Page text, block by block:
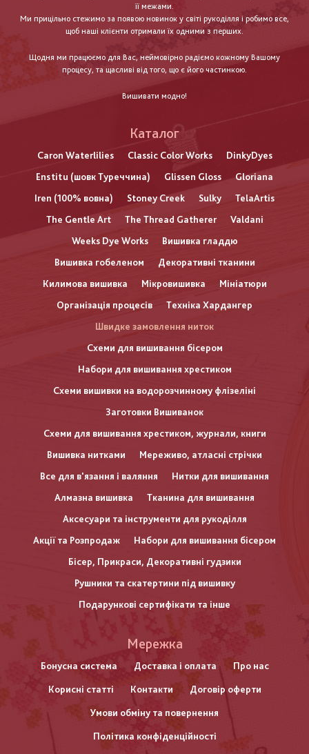
її межами.
Ми прицільно стежимо за появою новинок у світі рукоділля і робимо все,
щоб наші клієнти отримали їх одними з перших.
Щодня ми працюємо для Вас, неймовірно радіємо кожному Вашому
процесу, та щасливі від того, що є його частинкою.
Вишивати модно!
Каталог
Caron Waterlilies Classic Color Works
DinkyDyes
Enstitu (шовк Туреччина)
Glissen Gloss
Gloriana
Iren (100% вовна)
Stoney Creek Sulky
TelaArtis
The Gentle Art
The Thread Gatherer
Valdani
Weeks Dye Works
Вишивка гладдю
Вишивка гобеленом
Декоративні тканини
Килимова вишивка
Мікровишивка
Мініатюри
Організація процесів
Техніка Хардангер
Швидке замовлення ниток
Схеми для вишивання бісером
Набори для вишивання хрестиком
Схеми вишивки на водорозчинному флізеліні
Заготовки Вишиванок
Схеми для вишивання хрестиком, журнали, книги
Вишивка нитками
Мереживо, атласні стрічки
Все для в'язання і валяння
Нитки для вишивання
Алмазна вишивка
Тканина для вишивання
Аксесуари та інструменти для рукоділля
Акції та Розпродаж
Набори для вишивання бісером
Бісер, Прикраси, Декоративні гудзики
Рушники та скатертини під вишивку
Подарункові сертифікати та інше
нижнього
колонтитулу
Мережка
Бонусна система Доставка і оплата Про нас
Корисні статті Контакти Договір оферти
Умови обміну та повернення
Політика конфіденційності